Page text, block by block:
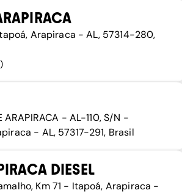
Arapiraca - AL, 57314-280,
)
ARAPIRACA - AL-110, S/N -
- AL, 57317-291, Brasil
DIESEL
Km 71 - Itapoá, Arapiraca -